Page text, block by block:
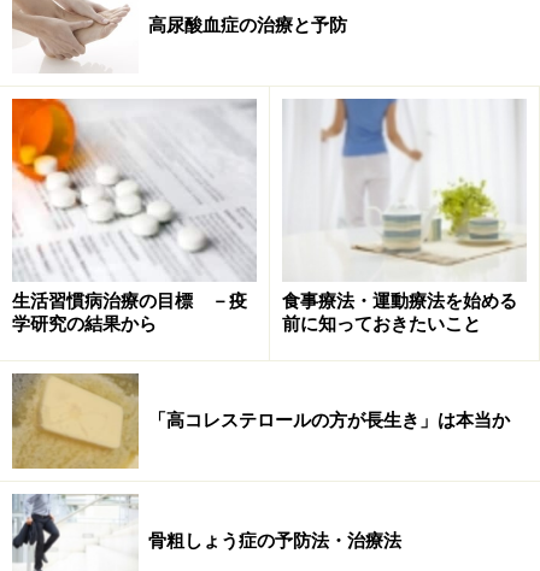
※記事内容は執筆時点のものです。最新の内容をご確認くださ
い。
※当サイトにおける医師・医療従事者等による情報の提供は、診
断・治療行為ではありません。診断・治療を必要とする方は、適
切な医療機関での受診をおすすめいたします。記事内容は執筆者
個人の見解によるものであり、全ての方への有効性を保証するも
のではありません。当サイトで提供する情報に基づいて被ったい
かなる損害についても、当社、各ガイド、その他当社と契約した
情報提供者は一切の責任を負いかねます。
免責事項
高尿酸血症の治療と予防
生活習慣病治療の目標 －疫
学研究の結果から
食事療法・運動療法を始める
前に知っておきたいこと
「高コレステロールの方が長生き」は本当か
骨粗しょう症の予防法・治療法